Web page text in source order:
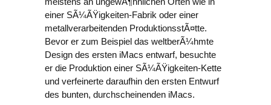
einer SÃ¼ÃŸigkeiten-Fabrik oder einer
metallverarbeitenden ProduktionsstÃ¤tte.
Bevor er zum Beispiel das weltberÃ¼hmte
Design des ersten iMacs entwarf, besuchte
er die Produktion einer SÃ¼ÃŸigkeiten-Kette
und verfeinerte daraufhin den ersten Entwurf
des bunten, durchscheinenden iMacs.